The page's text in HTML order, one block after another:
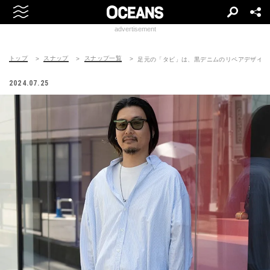
advertisement
トップ スナップ スナップ一覧 足元の「タビ」は、黒デニムのリペアデザイ
2024.07.25